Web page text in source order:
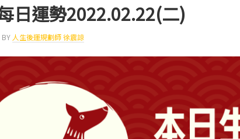
日運勢2022.02.22(二)
BY 人生後運規劃師 徐震諒